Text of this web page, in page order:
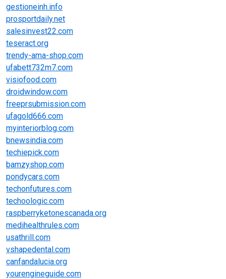
gestioneinh.info
prosportdaily.net
salesinvest22.com
teseract.org
trendy-ama-shop.com
ufabett732m7.com
visiofood.com
droidwindow.com
freeprsubmission.com
ufagold666.com
myinteriorblog.com
bnewsindia.com
techiepick.com
bamzyshop.com
pondycars.com
techonfutures.com
techoologic.com
raspberryketonescanada.org
medihealthrules.com
usathrill.com
vshapedental.com
canfandalucia.org
yourengineguide.com